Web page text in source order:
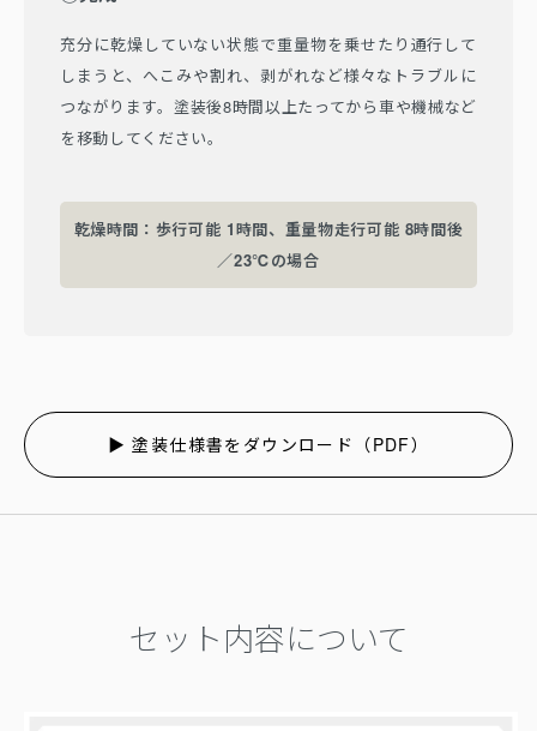
充分に乾燥していない状態で重量物を乗せたり通行して
しまうと、へこみや割れ、剥がれなど様々なトラブルに
つながります。塗装後8時間以上たってから車や機械など
を移動してください。
乾燥時間：歩行可能 1時間、重量物走行可能 8時間後
／23℃の場合
▶ 塗装仕様書をダウンロード（PDF）
セット内容について